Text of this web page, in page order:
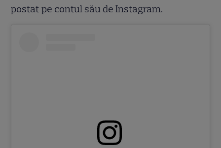
postat pe contul său de Instagram.